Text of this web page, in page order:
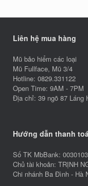
Liên hệ mua hàng
Mũ bảo hiểm các loại
Mũ Fullface, Mũ 3/4
Hotline: 0829.331122
Open Time: 9AM - 7PM
Địa chỉ: 39 ngõ 87 Láng
Hướng dẫn thanh
Số TK MbBank:
Chủ tài khoản: TRỊNH
Chi nhánh Ba Đình - Hà